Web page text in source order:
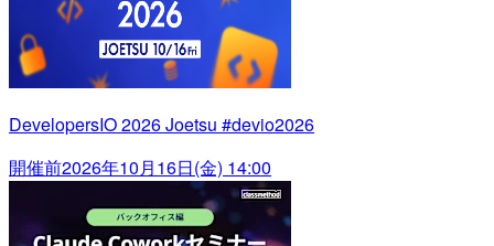
DevelopersIO 2026 Joetsu #devio2026
開催前2026年10月16日(金) 14:00